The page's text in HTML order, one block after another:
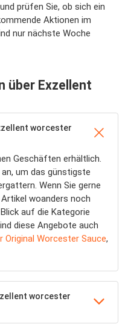
prüfen Sie, ob sich ein
Aktionen im
nur nächste Woche
über Exzellent
worcester
Geschäften erhältlich.
um das günstigste
Wenn Sie gerne
woanders noch
auf die Kategorie
diese Angebote auch
Original Worcester Sauce,
worcester